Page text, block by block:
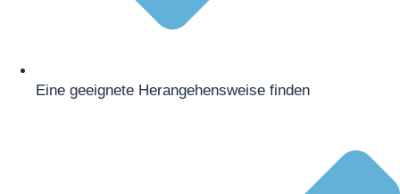
Eine geeignete Herangehensweise finden